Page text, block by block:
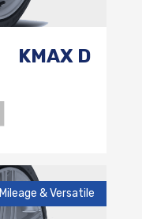
KMAX D
Mileage & Versatile